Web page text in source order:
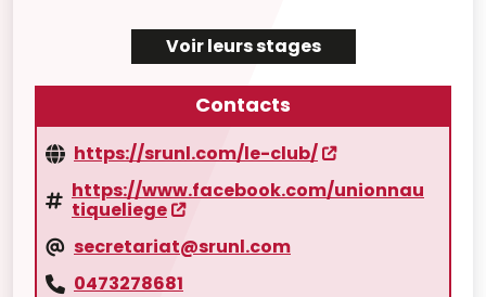
Voir leurs stages
Contacts
https://srunl.com/le-club/
https://www.facebook.com/unionnau
tiqueliege
secretariat@srunl.com
0473278681